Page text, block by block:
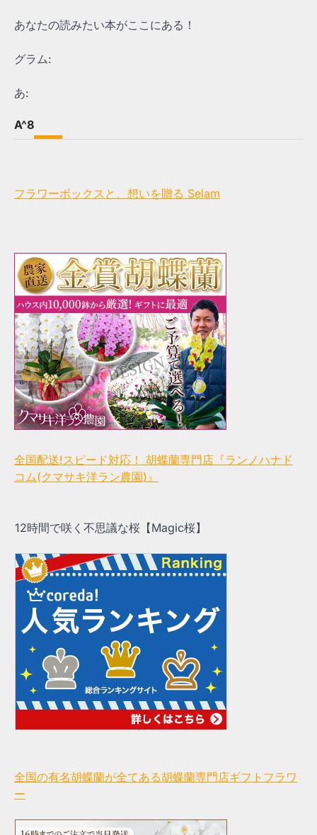
あなたの読みたい本がここにある！
グラム:
あ:
A^8
フラワーボックスと、想いを贈る Selam
全国配送!スピード対応！ 胡蝶蘭専門店『ランノハナド
コム(クマサキ洋ラン農園)』
12時間で咲く不思議な桜【Magic桜】
全国の有名胡蝶蘭が全てある胡蝶蘭専門店ギフトフラワ
ー